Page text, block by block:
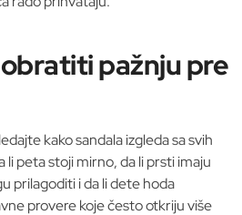
pažnju pre
kako sandala izgleda sa svih
li peta stoji mirno, da li prsti imaju
prilagoditi i da li dete hoda
provere koje često otkriju više